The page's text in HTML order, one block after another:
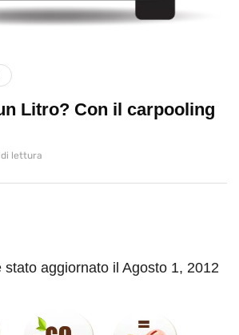
Litro? Con il carpooling
lettura
stato aggiornato il Agosto 1, 2012